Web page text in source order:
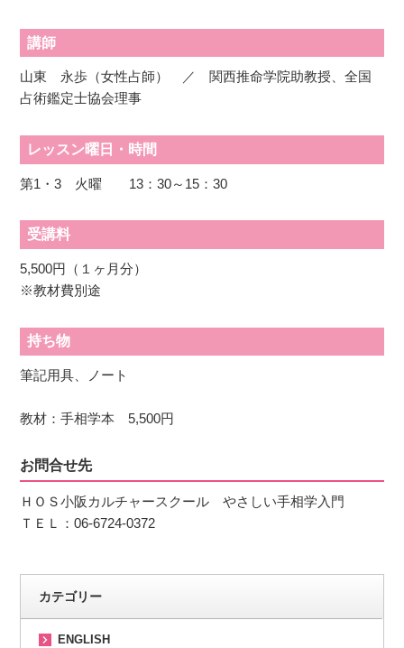
講師
山東 永歩（女性占師） ／ 関西推命学院助教授、全国
占術鑑定士協会理事
レッスン曜日・時間
第1・3 火曜 13：30～15：30
受講料
5,500円（１ヶ月分）
※教材費別途
持ち物
筆記用具、ノート
教材：手相学本 5,500円
お問合せ先
ＨＯＳ小阪カルチャースクール やさしい手相学入門
ＴＥＬ：06-6724-0372
カテゴリー
ENGLISH